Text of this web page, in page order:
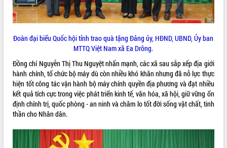
Hội nghị UBND tỉnh Đắk Lắk thường kỳ
tháng 7/2026
Lễ truy tặng danh hiệu “Bà Mẹ Việt
Nam Anh hùng” và trao Huân chương
UBND tỉnh Đắk Lắk triển khai nhiệm
vụ 6 tháng cuối năm 2026
Kỳ họp thứ Hai, Hội đồng nhân dân
tỉnh khóa XI quyết nghị nhiều nội dung
quan trọng
Triết thăm, tặng quà người có công với
cách mạng
ALBUM ẢNH
Đoàn đại biểu Quốc hội tỉnh trao quà tặng Đảng ủy, HĐND, UBND, Ủy ban
MTTQ Việt Nam xã Ea Drông.
Đồng chí Nguyễn Thị Thu Nguyệt nhấn mạnh, các xã sau sắp xếp địa giới
hành chính, tổ chức bộ máy dù còn nhiều khó khăn nhưng đã nỗ lực thực
hiện tốt công tác vận hành bộ máy chính quyền địa phương và đạt nhiều
kết quả tích cực trong việc phát triển kinh tế, văn hóa, xã hội, giữ vững ổn
định chính trị, quốc phòng - an ninh và chăm lo tốt đời sống vật chất, tinh
thần cho Nhân dân.